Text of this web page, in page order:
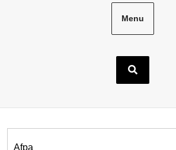
Menu
Afpa